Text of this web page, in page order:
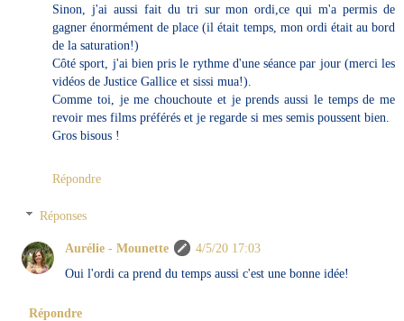
Sinon, j'ai aussi fait du tri sur mon ordi,ce qui m'a permis de
gagner énormément de place (il était temps, mon ordi était au bord
de la saturation!)
Côté sport, j'ai bien pris le rythme d'une séance par jour (merci les
vidéos de Justice Gallice et sissi mua!).
Comme toi, je me chouchoute et je prends aussi le temps de me
revoir mes films préférés et je regarde si mes semis poussent bien.
Gros bisous !
Répondre
Réponses
Aurélie - Mounette
4/5/20 17:03
Oui l'ordi ca prend du temps aussi c'est une bonne idée!
Répondre